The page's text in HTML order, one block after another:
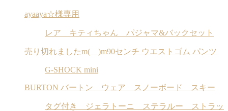
ayaaya☆様専用
レア キティちゃん パジャマ&バックセット
売り切れましたm(__)m90センチ ウエストゴム パンツ
G-SHOCK mini
BURTON バートン ウェア スノーボード スキー
タグ付き ジェラトーニ ステラルー ストラッ